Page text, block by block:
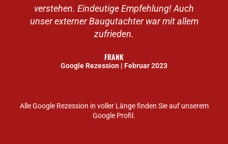
verstehen. Eindeutige Empfehlung! Auch
unser externer Baugutachter war mit allem
zufrieden.
FRANK
Google Rezession | Februar 2023
Alle Google Rezession in voller Länge finden Sie auf unserem
Google Profil.